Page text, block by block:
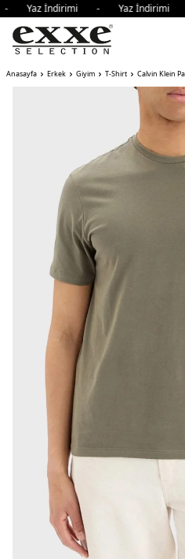
Yaz İndirimi - Yaz
Anasayfa Erkek Giyim T-Shirt